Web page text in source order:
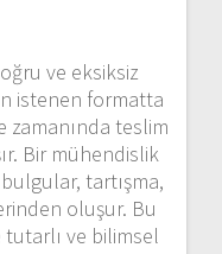
ve eksiksiz
istenen formatta
zamanında teslim
Bir mühendislik
tartışma,
oluşur. Bu
ve bilimsel